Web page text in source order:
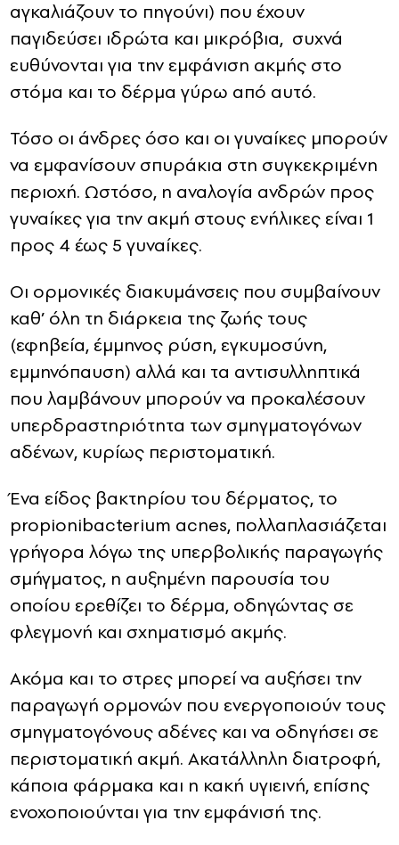
αγκαλιάζουν το πηγούνι) που έχουν
παγιδεύσει ιδρώτα και μικρόβια, συχνά
ευθύνονται για την εμφάνιση ακμής στο
στόμα και το δέρμα γύρω από αυτό.
Τόσο οι άνδρες όσο και οι γυναίκες μπορούν
να εμφανίσουν σπυράκια στη συγκεκριμένη
περιοχή. Ωστόσο, η αναλογία ανδρών προς
γυναίκες για την ακμή στους ενήλικες είναι 1
προς 4 έως 5 γυναίκες.
Οι ορμονικές διακυμάνσεις που συμβαίνουν
καθ’ όλη τη διάρκεια της ζωής τους
(εφηβεία, έμμηνος ρύση, εγκυμοσύνη,
εμμηνόπαυση) αλλά και τα αντισυλληπτικά
που λαμβάνουν μπορούν να προκαλέσουν
υπερδραστηριότητα των σμηγματογόνων
αδένων, κυρίως περιστοματική.
Ένα είδος βακτηρίου του δέρματος, το
propionibacterium acnes, πολλαπλασιάζεται
γρήγορα λόγω της υπερβολικής παραγωγής
σμήγματος, η αυξημένη παρουσία του
οποίου ερεθίζει το δέρμα, οδηγώντας σε
φλεγμονή και σχηματισμό ακμής.
Ακόμα και το στρες μπορεί να αυξήσει την
παραγωγή ορμονών που ενεργοποιούν τους
σμηγματογόνους αδένες και να οδηγήσει σε
περιστοματική ακμή. Ακατάλληλη διατροφή,
κάποια φάρμακα και η κακή υγιεινή, επίσης
ενοχοποιούνται για την εμφάνισή της.